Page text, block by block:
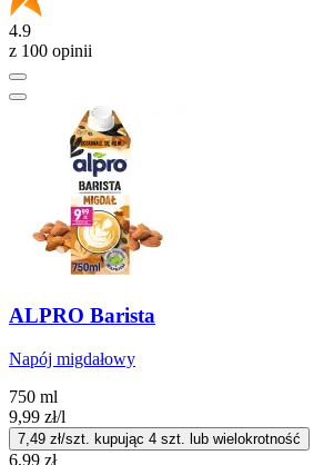
4.9
z 100 opinii
ALPRO Barista
Napój migdałowy
750 ml
9,99 zł/l
7,49 zł/szt. kupując 4 szt. lub wielokrotność
6,99 zł